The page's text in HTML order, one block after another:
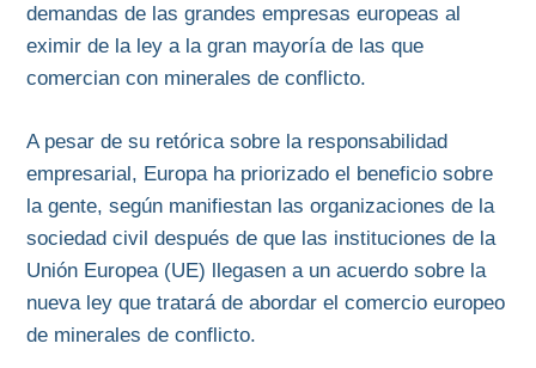
demandas de las grandes empresas europeas al
eximir de la ley a la gran mayoría de las que
comercian con minerales de conflicto.
A pesar de su retórica sobre la responsabilidad
empresarial, Europa ha priorizado el beneficio sobre
la gente, según manifiestan las organizaciones de la
sociedad civil después de que las instituciones de la
Unión Europea (UE) llegasen a un acuerdo sobre la
nueva ley que tratará de abordar el comercio europeo
de minerales de conflicto.